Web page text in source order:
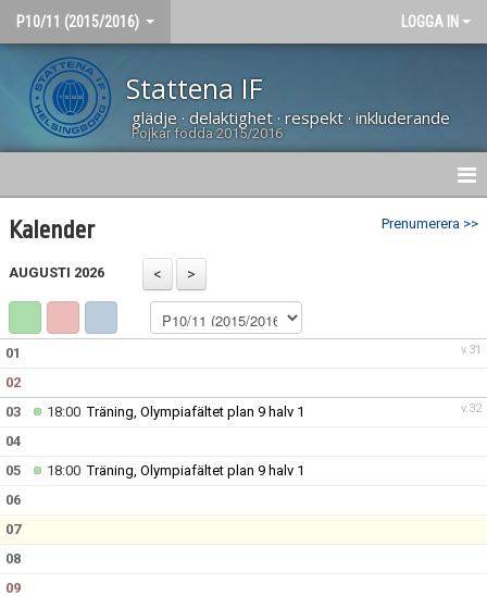
P10/11 (2015/2016) LOGGA IN
Stattena IF
glädje · delaktighet · respekt · inkluderande
Pojkar födda 2015/2016
HEM
NYHETER
KALENDER
TRUPPEN
KONTAKT
Prenumerera >>
Kalender
AUGUSTI 2026
v.31
01
02
v.32
03 18:00Träning, Olympiafältet plan 9 halv 1
04
05
18:00Träning, Olympiafältet plan 9 halv 1
06
07
08
09